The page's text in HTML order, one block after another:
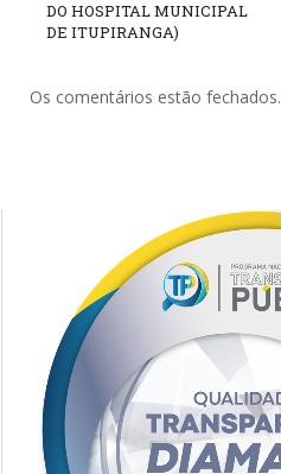
DO HOSPITAL MUNICIPAL
DE ITUPIRANGA)
Os comentários estão fechados.